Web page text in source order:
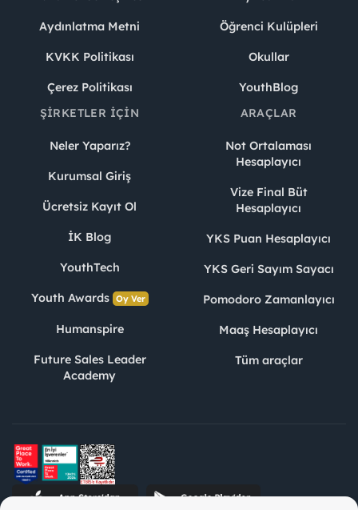
Aydınlatma Metni
KVKK Politikası
Çerez Politikası
Öğrenci Kulüpleri
Okullar
YouthBlog
ŞIRKETLER İÇIN
Neler Yaparız?
Kurumsal Giriş
Ücretsiz Kayıt Ol
İK Blog
YouthTech
Youth Awards Oy Ver
Humanspire
Future Sales Leader
Academy
ARAÇLAR
Not Ortalaması
Hesaplayıcı
Vize Final Büt
Hesaplayıcı
YKS Puan Hesaplayıcı
YKS Geri Sayım Sayacı
Pomodoro Zamanlayıcı
Maaş Hesaplayıcı
Tüm araçlar